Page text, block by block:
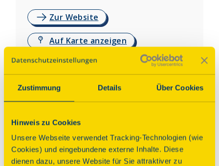
Zustimmung Details Über Cookies
Hinweis zu Cookies
Unsere Webseite verwendet Tracking-Technologien (wie
Cookies) und eingebundene externe Inhalte. Diese
dienen dazu, unsere Website für Sie attraktiver zu
Zur Website
Auf Karte anzeigen
Über dieses Denkmal
Zwei rituelle Tauchbäder aus dem 15. und 19.
Im Obergeschoss Dokumente und originale
Exponate  aus dem privaten und gemeindlichen
jüdischen Leben in der Region Rotenburg - Bad
Hersfeld, darunter auch solche von jüdischen